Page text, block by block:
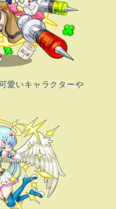
愛いキャラクターや